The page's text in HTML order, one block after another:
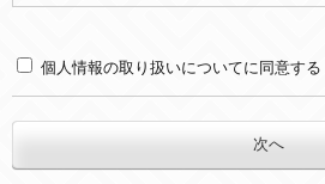
(2)利用目的
・お問合せへの対応のため
個人情報の取り扱いについてに同意する